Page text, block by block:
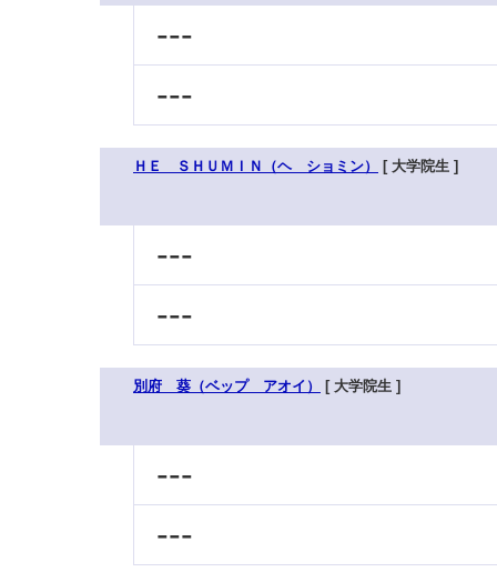
---
---
ＨＥ ＳＨＵＭＩＮ（ヘ ショミン） [ 大学院生 ]
---
---
別府 葵（ベップ アオイ） [ 大学院生 ]
---
---